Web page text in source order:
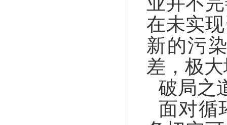
在未实
新的污
差，极
破局之
面对循